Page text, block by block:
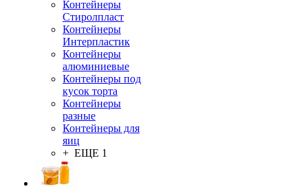
Контейнеры
Стиролпласт
Контейнеры
Интерпластик
Контейнеры
алюминиевые
Контейнеры под
кусок торта
Контейнеры
разные
Контейнеры для
яиц
+ ЕЩЕ 1